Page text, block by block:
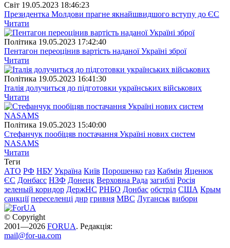
Свiт 19.05.2023 18:46:23
Президентка Молдови прагне якнайшвидшого вступу до ЄС
Читати
Полiтика 19.05.2023 17:42:40
Пентагон переоцінив вартість наданої Україні зброї
Читати
Полiтика 19.05.2023 16:41:30
Італія долучиться до підготовки українських військових
Читати
Полiтика 19.05.2023 15:40:00
Стефанчук пообіцяв постачання Україні нових систем
NASAMS
Читати
Теги
АТО РФ НБУ Україна Київ Порошенко газ Кабмін Яценюк
ЄС Донбасс НЗФ Донецк Верховна Рада загиблі Росія
зеленый коридор ДержНС РНБО Донбас обстріл США Крым
санкції переселенці днр гривня МВС Луганськ вибори
© Copyright
2001—2026 FORUA. Редакція:
mail@for-ua.com